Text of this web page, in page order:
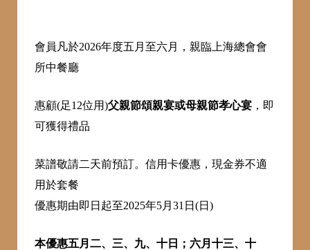
會員凡於2026年度五月至六月，親臨上海總會會
所中餐廳
惠顧(足12位用)父親節頌親宴或母親節孝心宴 ，即
可獲得禮品
菜譜敬請二天前預訂。信用卡優惠，現金券不適
用於套餐
優惠期由即日起至2025年5月31日(日)
本優惠五月二、三、九、十日；六月十三、十